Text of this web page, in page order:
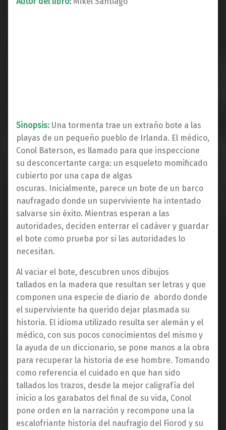
Sinopsis: Una tormenta trae un extraño bote a las
playas de un pequeño pueblo de Irlanda. El médico,
Conol Baterson, es llamado para que inspeccione
su desconcertante carga: un esqueleto momificado
cubierto por una capa de algas
oscuras. Inicialmente, parece un bote de un barco
naufragado donde un superviviente ha intentado
salvarse sin éxito. Mientras esperan a las
autoridades, deciden enterrar el cadáver y guardar
el bote como prueba por si las autoridades lo
necesitan.
Al vaciar el bote, descubren unos dibujos
tallados en la madera que resultan ser letras y que
componen una especie de diario de abordo donde
el superviviente ha querido dejar plasmada su
historia. El idioma utilizado resulta ser alemán y el
médico, con sus pocos conocimientos del mismo y
la ayuda de un diccionario, se pone manos a la obra
para recuperar la historia de ese hombre. Tomando
como referencia el cuidado en que han sido
tallados los trazos, desde la mejor caligrafía del
inicio a los garabatos del final de su vida, Conol
pone orden en la narración y recompone una la
escalofriante historia del naufragio del Fiorod y su